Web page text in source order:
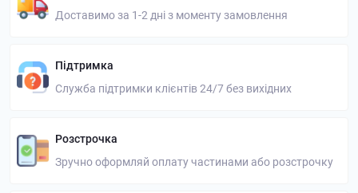
Доставимо за 1-2 дні з моменту замовлення
Підтримка
Служба підтримки клієнтів 24/7 без вихідних
Розстрочка
Зручно оформляй оплату частинами або розстрочку